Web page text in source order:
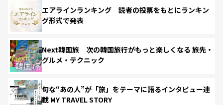
エアラインランキング 読者の投票をもとにランキン
グ形式で発表
Next韓国旅 次の韓国旅行がもっと楽しくなる 旅先・
グルメ・テクニック
旬な“あの人”が「旅」をテーマに語るインタビュー連
載 MY TRAVEL STORY